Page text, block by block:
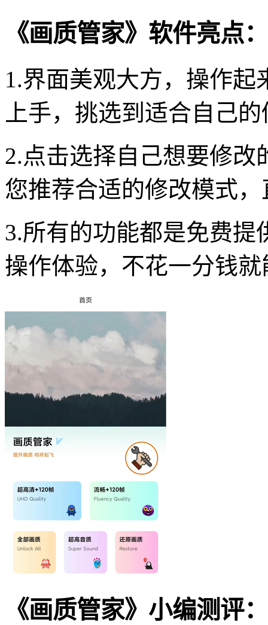
《画质管家》软件亮点：
1.界面美观大方，操作
上手，挑选到适合自己
2.点击选择自己想要修
您推荐合适的修改模式
3.所有的功能都是免费
操作体验，不花一分钱
《画质管家》小编测评：